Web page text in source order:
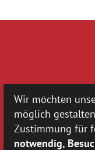
Uhr
Wir möchten
möglich
Zustimmung für
notwendig,